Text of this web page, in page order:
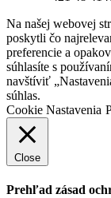
Na našej webovej
poskytli čo
preferencie a
súhlasíte s
navštíviť
súhlas.
Cookie Nastavenia
Close
Prehľad zásad